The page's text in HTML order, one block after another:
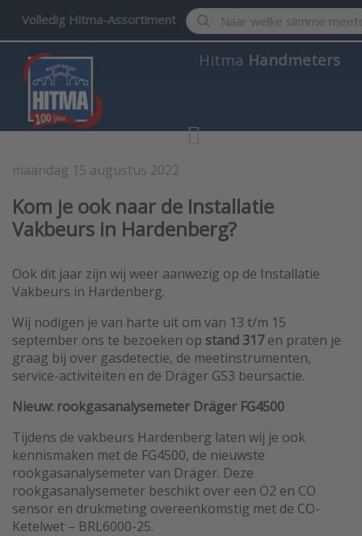
Volledig Hitma-Assortiment Enter a search term.
Hitma Handmeters
maandag 15 augustus 2022
Hitma Handmeters
Kom je ook naar de Installatie
Vakbeurs in Hardenberg?
Ook dit jaar zijn wij weer aanwezig op de Installatie
Vakbeurs in Hardenberg.
Wij nodigen je van harte uit om van 13 t/m 15
september ons te bezoeken op stand 317en praten je
graag bij over gasdetectie, de meetinstrumenten,
service-activiteiten en de Dräger GS3 beursactie.
Nieuw: rookgasanalysemeter Dräger FG4500
Tijdens de vakbeurs Hardenberg laten wij je ook
kennismaken met de FG4500, de nieuwste
rookgasanalysemeter van Dräger. Deze
rookgasanalysemeter beschikt over een O2 en CO
sensor en drukmeting overeenkomstig met de CO-
Ketelwet – BRL6000-25.